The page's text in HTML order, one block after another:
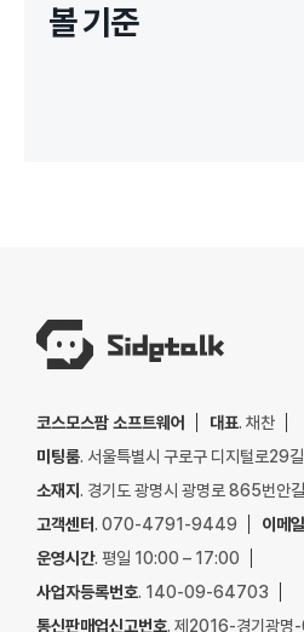
볼 기준
코스모스팜 소프트웨어 대표. 채찬
미팅룸. 서울특별시 구로구 디지털로29
소재지. 경기도 광명시 광명로 865번안
고객센터. 070-4791-9449 이메일
운영시간. 평일 10:00 – 17:00
사업자등록번호. 140-09-64703
통신판매업신고번호. 제2016-경기광